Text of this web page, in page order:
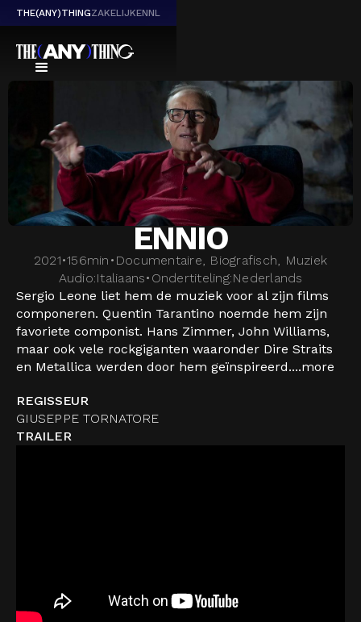
THE(ANY)THINGZAKELIJKENNL
ENNIO
2021•156min • Documentaire, Biografisch, Muziek
Audio:Italiaans• Ondertiteling:Nederlands
Sergio Leone liet hem de muziek voor al zijn films
componeren. Quentin Tarantino noemde hem zijn
favoriete componist. Hans Zimmer, John Williams,
maar ook vele rockgiganten waaronder Dire Straits
en Metallica werden door hem geïnspireerd....more
REGISSEUR
GIUSEPPE TORNATORE
TRAILER